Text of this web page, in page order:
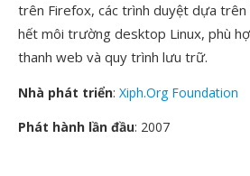
trên Firefox, các trình duyệt dựa trên
hết môi trường desktop Linux, phù
thanh web và quy trình lưu trữ.
Nhà phát triển: Xiph.Org Foundation
Phát hành lần đầu: 2007